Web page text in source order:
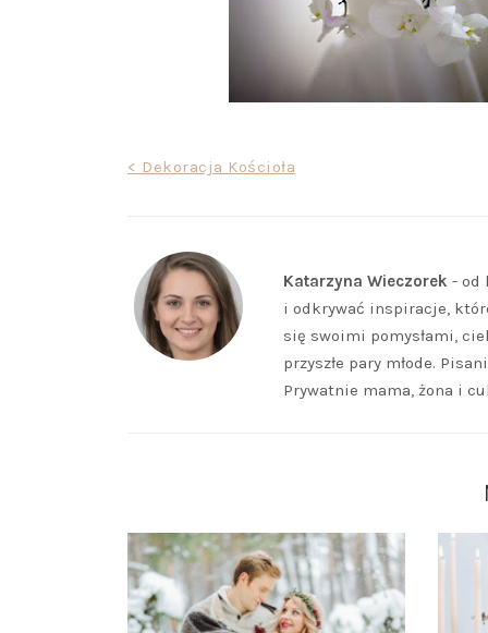
Nawigacja
< Dekoracja Kościoła
Katarzyna Wieczorek - od
i odkrywać inspiracje,
się swoimi pomysłami,
przyszłe pary młode.
Prywatnie mama, żona i